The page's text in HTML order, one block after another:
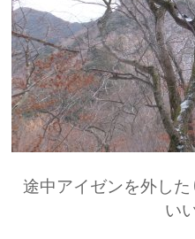
途中アイゼンを外し
い